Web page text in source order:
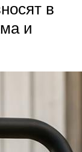
в
и